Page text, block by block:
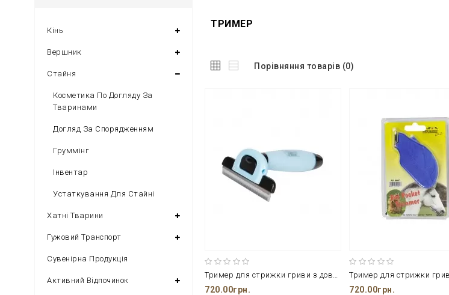
Кінь
Вершник
Стайня
Косметика По Догляду За
Тваринами
Догляд За Спорядженням
Груммінг
Інвентар
Устаткування Для Стайні
Хатні Тварини
Гужовий Транспорт
Сувенірна Продукція
Активний Відпочинок
ТРИМЕР
Порівняння товарів (0)
Тример для стрижки гриви з довжиною леза 100 мм. від ТМ Harry's Horse
720.00грн. 720.00грн.